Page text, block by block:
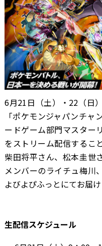
6月21日（土）・22（日
「ポケモンジャパンチャ
ードゲーム部門マスター
をストリーム配信するこ
柴田将平さん、松本圭世
メンバーのライチュ梅川
よびよぴふっとにてお届け
生配信スケジュール